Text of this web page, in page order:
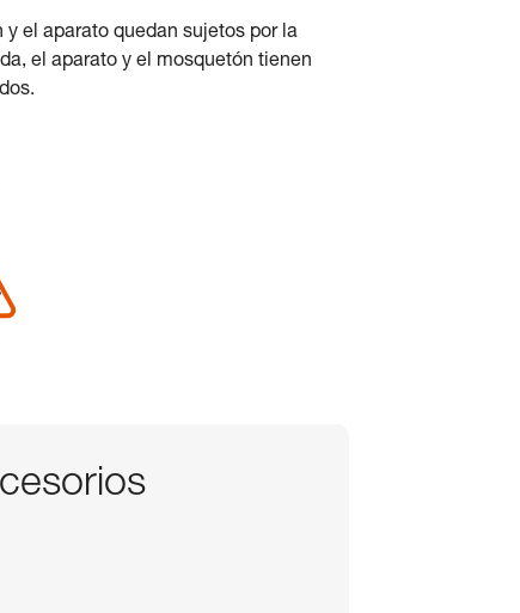
el aparato quedan sujetos por la
el aparato y el mosquetón tienen